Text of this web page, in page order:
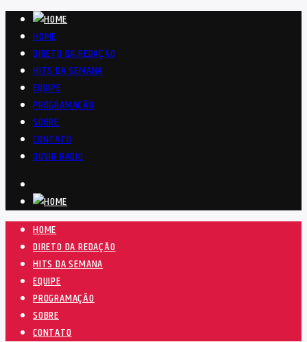
HOME
DIRETO DA REDAÇÃO
HITS DA SEMANA
EQUIPE
PROGRAMAÇÃO
SOBRE
CONTATO
OUVIR RÁDIO
HOME
DIRETO DA REDAÇÃO
HITS DA SEMANA
EQUIPE
PROGRAMAÇÃO
SOBRE
CONTATO